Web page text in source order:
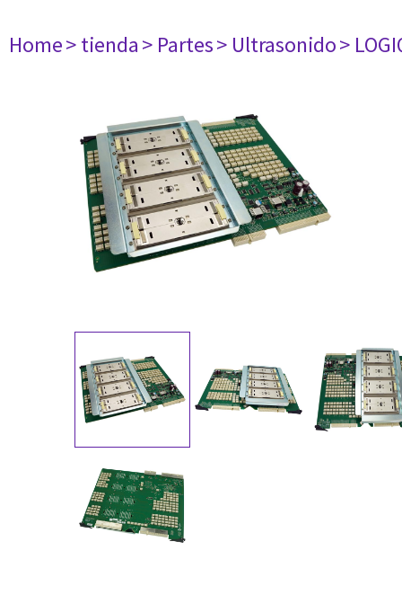
Home> tienda> Partes> Ultrasonido>